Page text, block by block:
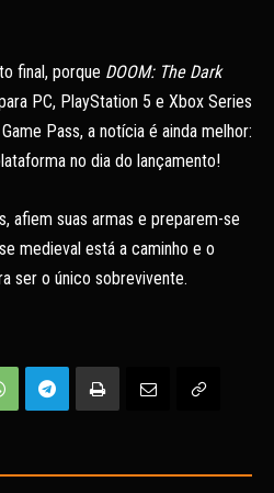
final, porque DOOM: The Dark
PC, PlayStation 5 e Xbox Series
Pass, a notícia é ainda melhor:
no dia do lançamento!
afiem suas armas e preparem-se
medieval está a caminho e o
ser o único sobrevivente.